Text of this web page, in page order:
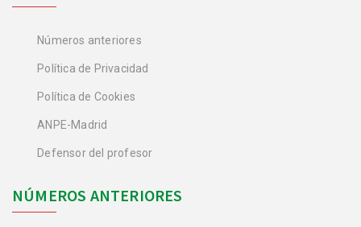
Números anteriores
Política de Privacidad
Política de Cookies
ANPE-Madrid
Defensor del profesor
NÚMEROS ANTERIORES